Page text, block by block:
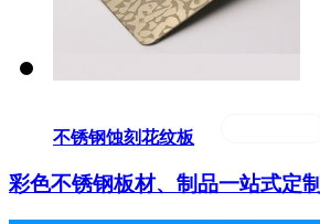
不锈钢蚀刻花纹板
彩色不锈钢板材、制品一站式定制